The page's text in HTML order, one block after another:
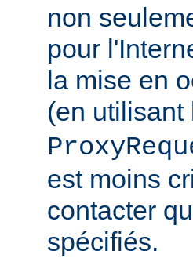
non
pour
la mise en
(en utilisant
est moins
contacter
spécifiés.